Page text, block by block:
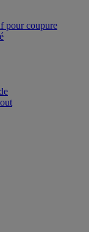
pour coupure